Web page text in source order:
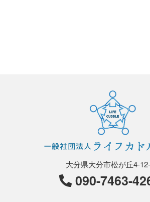
大分県大分市松が丘4-
090-7463-